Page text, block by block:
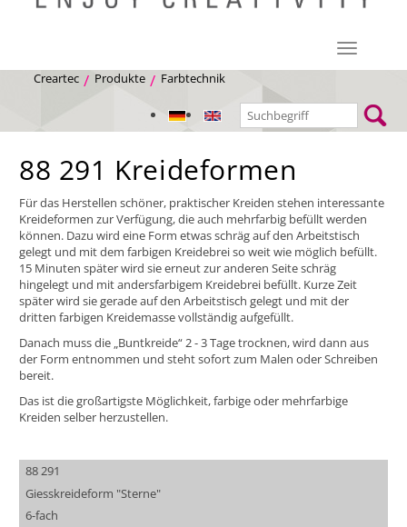
Menü
Creartec Produkte Farbtechnik
88 291 Kreideformen
Für das Herstellen schöner, praktischer Kreiden stehen interessante
Kreideformen zur Verfügung, die auch mehrfarbig befüllt werden
können. Dazu wird eine Form etwas schräg auf den Arbeitstisch
gelegt und mit dem farbigen Kreidebrei so weit wie möglich befüllt.
15 Minuten später wird sie erneut zur anderen Seite schräg
hingelegt und mit andersfarbigem Kreidebrei befüllt. Kurze Zeit
später wird sie gerade auf den Arbeitstisch gelegt und mit der
dritten farbigen Kreidemasse vollständig aufgefüllt.
Danach muss die „Buntkreide“ 2 - 3 Tage trocknen, wird dann aus
der Form entnommen und steht sofort zum Malen oder Schreiben
bereit.
Das ist die großartigste Möglichkeit, farbige oder mehrfarbige
Kreiden selber herzustellen.
88 291
Giesskreideform "Sterne"
6-fach